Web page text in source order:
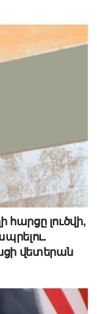
լուծվի,
վետերան